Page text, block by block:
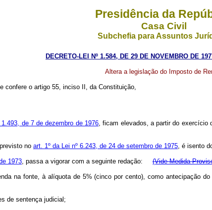
Presidência da
Casa Civil
Subchefia para Assuntos
DECRETO-LEI Nº 1.584, DE 29 DE NOVEMBRO DE
Altera a legislação do Imposto de
confere o artigo 55, inciso II, da Constituição,
de 7 de dezembro de 1976, ficam elevados, a partir do exercício
no art. 1º da Lei nº 6.243, de 24 de setembro de 1975 , é isento
1973 , passa a vigorar com a seguinte redação: (Vide Medida
na fonte, à alíquota de 5% (cinco por cento), como antecipação
de sentença judicial;